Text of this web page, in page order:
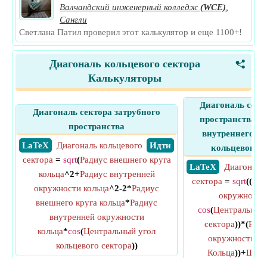
Валчандский инженерный колледж (WCE)
Сангли
Светлана Патил проверил этот калькулятор и еще 1100+!
<
Диагональ кольцевого сектора
Калькуляторы
Диагональ сектора затрубного
пространства
​ LaTeX
​ Идти
Диагональ кольцевого
сектора = sqrt(Радиус внешнего круга
кольца^2+Радиус внутренней
окружности кольца^2-2*Радиус
внешнего круга кольца*Радиус
внутренней окружности
кольца*cos(Центральный угол
кольцевого сектора))
Диагональ
пространства с
внутреннего
кольцевого
​ LaTeX
Диагональ
сектора = sqrt((2*
окружности
cos(Центральный
сектора))*(
окружности
Кольца))+